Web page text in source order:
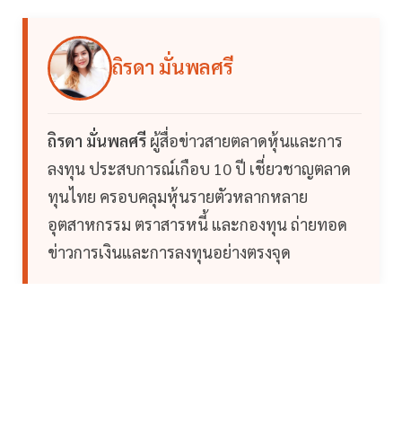
ถิรดา มั่นพลศรี
ถิรดา มั่นพลศรี ผู้สื่อข่าวสายตลาดหุ้นและการ
ลงทุน ประสบการณ์เกือบ 10 ปี เชี่ยวชาญตลาด
ทุนไทย ครอบคลุมหุ้นรายตัวหลากหลาย
อุตสาหกรรม ตราสารหนี้ และกองทุน ถ่ายทอด
ข่าวการเงินและการลงทุนอย่างตรงจุด